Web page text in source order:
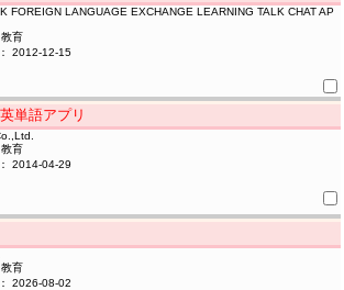
FOREIGN LANGUAGE EXCHANGE LEARNING TALK CHAT AP
育
2012-12-15
単語アプリ
育
2014-04-29
育
2026-08-02